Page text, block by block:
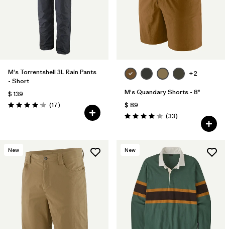
M's Torrentshell 3L Rain Pants
- Short
$ 139
Valoración: 4.1 / 5
(17Comentarios
)
+2
M's Quandary Shorts - 8"
$ 89
Valoración: 4.0 / 5
(33Comentarios
)
New New